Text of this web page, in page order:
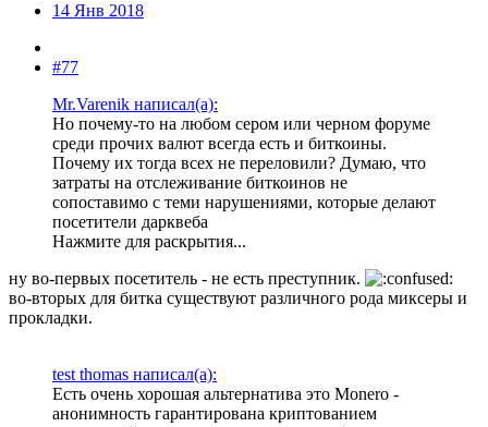
14 Янв 2018
#77
Mr.Varenik написал(а):
Но почему-то на любом сером или черном форуме
среди прочих валют всегда есть и биткоины.
Почему их тогда всех не переловили? Думаю, что
затраты на отслеживание биткоинов не
сопоставимо с теми нарушениями, которые делают
посетители дарквеба
Нажмите для раскрытия...
ну во-первых посетитель - не есть преступник.
во-вторых для битка существуют различного рода миксеры и
прокладки.
test thomas написал(а):
Есть очень хорошая альтернатива это Monero -
анонимность гарантирована криптованием